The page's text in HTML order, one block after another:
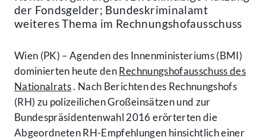
der Fondsgelder; Bundeskriminalamt
weiteres Thema im Rechnungshofausschuss
Wien (PK) – Agenden des Innenministeriums (BMI)
dominierten heute denRechnungshofausschuss des
Nationalrats. Nach Berichten des Rechnungshofs
(RH) zu polizeilichen Großeinsätzen und zur
Bundespräsidentenwahl 2016 erörterten die
Abgeordneten RH-Empfehlungen hinsichtlich einer